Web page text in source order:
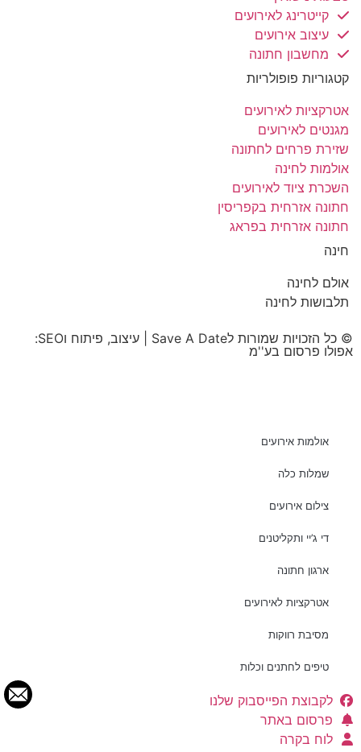
קייטרינג לאירועים
עיצוב אירועים
מחשבון חתונה
קטגוריות פופולריות
אטרקציות לאירועים
מגנטים לאירועים
שזירת פרחים לחתונה
אולמות לחינה
השכרת ציוד לאירועים
חתונה אזרחית בקפריסין
חתונה אזרחית בפראג
חינה
אולם לחינה
תלבושות לחינה
© כל הזכויות שמורות לSave A Date | עיצוב, פיתוח וSEO:
אפולו פרסום בע''מ
אולמות אירועים
שמלות כלה
צילום אירועים
די ג’יי ותקליטנים
ארגון חתונה
אטרקציות לאירועים
מסיבת רווקות
טיפים לחתנים וכלות
לקבוצת הפייסבוק שלנו
פרסום באתר
לוח בקרה